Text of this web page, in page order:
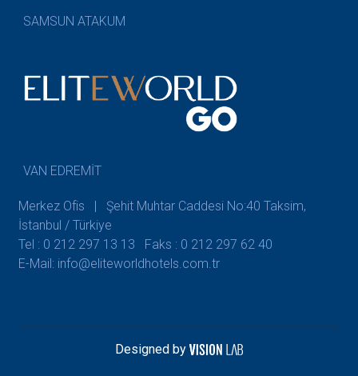
SAMSUN ATAKUM
VAN EDREMİT
Merkez Ofis | Şehit Muhtar Caddesi No:40 Taksim,
İstanbul / Türkiye
Tel : 0 212 297 13 13
Faks : 0 212 297 62 40
E-Mail: info@eliteworldhotels.com.tr
Designed by